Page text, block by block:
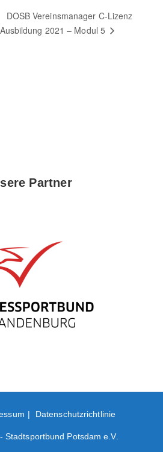
DOSB Vereinsmanager C-Lizenz
Ausbildung 2021 – Modul 5
Partner
Datenschutzrichtlinie
Stadtsportbund Potsdam e.V.